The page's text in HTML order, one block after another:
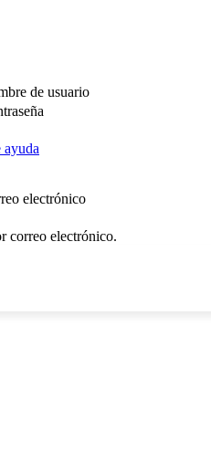
de usuario
ayuda
electrónico
correo electrónico.